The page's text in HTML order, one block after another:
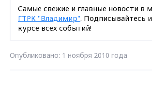
Самые свежие и главные новости в
ГТРК "Владимир". Подписывайтесь
курсе всех событий!
Опубликовано: 1 ноября 2010 года